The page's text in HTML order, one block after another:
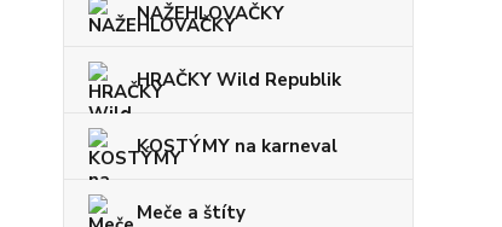
NAŽEHLOVAČKY
HRAČKY Wild Republik
KOSTÝMY na karneval
Meče a štíty